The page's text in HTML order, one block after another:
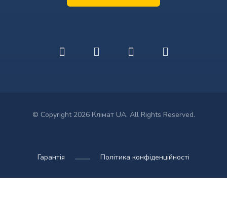
© Copyright 2026 Клімат UA. All Rights Reserved.
Політика конфіденційності
Гарантія